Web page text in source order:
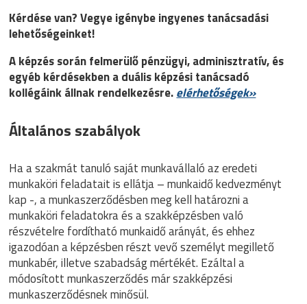
Kérdése van? Vegye igénybe ingyenes tanácsadási
lehetőségeinket!
A képzés során felmerülő pénzügyi, adminisztratív, és
egyéb kérdésekben a duális képzési tanácsadó
kollégáink állnak rendelkezésre.elérhetőségek»
Általános szabályok
Ha a szakmát tanuló saját munkavállaló az eredeti
munkaköri feladatait is ellátja – munkaidő kedvezményt
kap -, a munkaszerződésben meg kell határozni a
munkaköri feladatokra és a szakképzésben való
részvételre fordítható munkaidő arányát, és ehhez
igazodóan a képzésben részt vevő személyt megillető
munkabér, illetve szabadság mértékét. Ezáltal a
módosított munkaszerződés már szakképzési
munkaszerződésnek minősül.